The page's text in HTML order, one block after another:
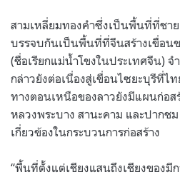
สามเหลี่ยมทองคำซึ่งเป็นพื้นที่ที่ชา
บรรจบกันเป็นพื้นที่ที่จีนสร้างเขื่อ
(ชื่อเรียกแม่น้ำโขงในประเทศจีน) จ
กล่าวยังต่อเนื่องสู่เขื่อนไซยะบุรีที่ไ
ทางตอนเหนือของลาวยังมีแผนก่อส
หลวงพระบาง สานะคาม และปากช
เกี่ยวข้องในกระบวนการก่อสร้าง
“พื้นที่ตั้งแต่เชียงแสนถึงเชียงของมี